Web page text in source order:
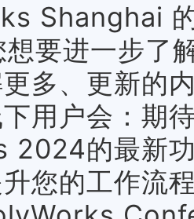
Shanghai
想要进一步
多、更新的
用户会： 期
2024的最新
您的工作流